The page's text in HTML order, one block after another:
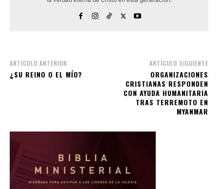
ARTÍCULO ANTERIOR
¿SU REINO O EL MÍO?
ARTÍCULO SIGUIENTE
ORGANIZACIONES
CRISTIANAS RESPONDEN
CON AYUDA HUMANITARIA
TRAS TERREMOTO EN
MYANMAR